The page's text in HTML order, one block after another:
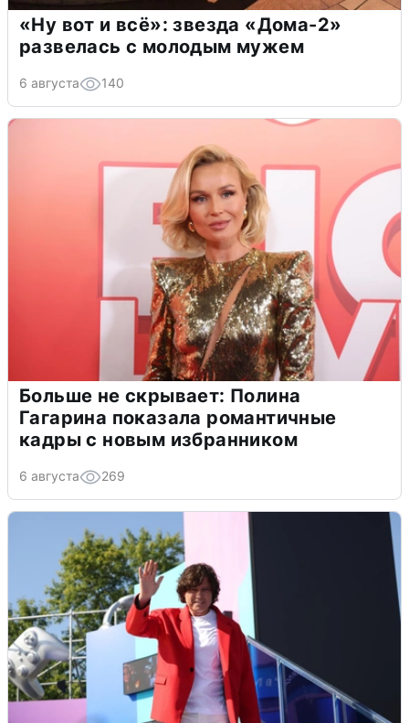
«Ну вот и всё»: звезда «Дома-2»
развелась с молодым мужем
6 августа 140
Больше не скрывает: Полина
Гагарина показала романтичные
кадры с новым избранником
6 августа 269